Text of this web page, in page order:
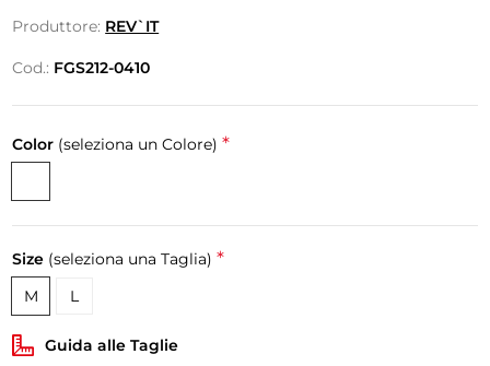
Produttore: REV`IT
Cod.: FGS212-0410
Color (seleziona un Colore) *
Size (seleziona una Taglia) *
M L
Guida alle Taglie